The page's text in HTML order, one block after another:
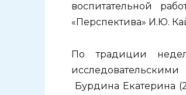
воспитательной
«Перспектива» И.Ю.
По традиции
Бурдина Екатерина